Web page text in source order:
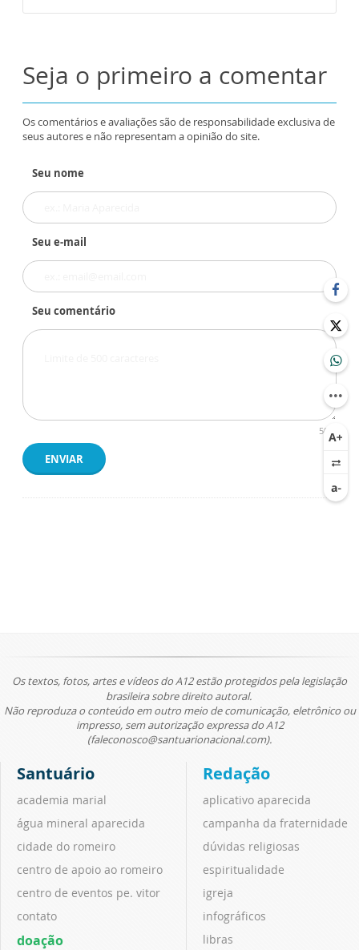
Seja o primeiro a comentar
Os comentários e avaliações são de responsabilidade exclusiva de
seus autores e não representam a opinião do site.
Seu nome
Seu e-mail
Seu comentário
500
ENVIAR
Os textos, fotos, artes e vídeos do A12 estão protegidos pela legislação
brasileira sobre direito autoral.
Não reproduza o conteúdo em outro meio de comunicação, eletrônico ou
impresso, sem autorização expressa do A12
(faleconosco@santuarionacional.com).
Santuário
academia marial
água mineral aparecida
cidade do romeiro
centro de apoio ao romeiro
centro de eventos pe. vitor
contato
doação
Redação
aplicativo aparecida
campanha da fraternidade
dúvidas religiosas
espiritualidade
igreja
infográficos
libras